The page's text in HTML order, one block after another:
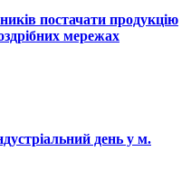
постачати продукцію
мережах
день у м.